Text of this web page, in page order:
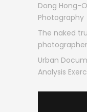
Dong Hong-
Photography
The naked
photographer
Urban
Analysis